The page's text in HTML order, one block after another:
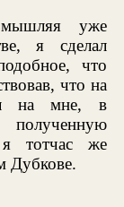
уже
я сделал
что
что на
на мне, в
полученную
тотчас же
Дубкове.